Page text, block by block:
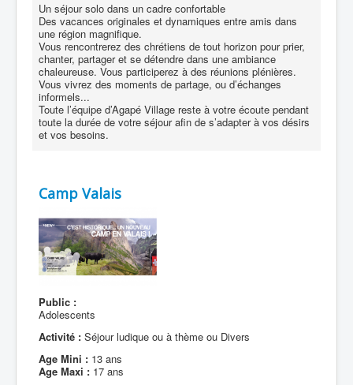
Un séjour solo dans un cadre confortable
Des vacances originales et dynamiques entre amis dans
une région magnifique.
Vous rencontrerez des chrétiens de tout horizon pour prier,
chanter, partager et se détendre dans une ambiance
chaleureuse. Vous participerez à des réunions plénières.
Vous vivrez des moments de partage, ou d’échanges
informels...
Toute l’équipe d’Agapé Village reste à votre écoute pendant
toute la durée de votre séjour afin de s’adapter à vos désirs
et vos besoins.
Camp Valais
Public :
Adolescents
Activité : Séjour ludique ou à thème ou Divers
Age Mini : 13 ans
Age Maxi : 17 ans